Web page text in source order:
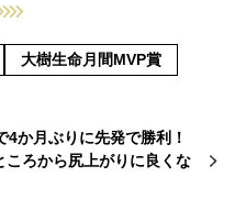
大樹生命月間MVP賞
か月ぶりに先発で勝利！
ころから尻上がりに良くな